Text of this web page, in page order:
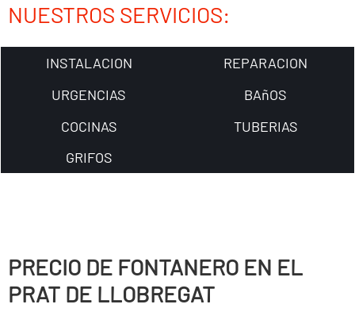
NUESTROS SERVICIOS:
INSTALACION
REPARACION
URGENCIAS
BAñOS
COCINAS
TUBERIAS
GRIFOS
PRECIO DE FONTANERO EN EL
PRAT DE LLOBREGAT